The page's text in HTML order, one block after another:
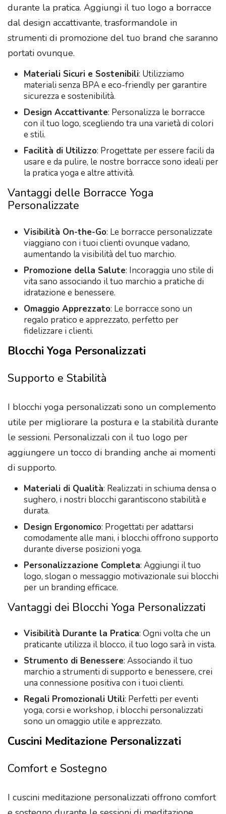
durante la pratica. Aggiungi il tuo logo a borracce
dal design accattivante, trasformandole in
strumenti di promozione del tuo brand che saranno
portati ovunque.
Materiali Sicuri e Sostenibili: Utilizziamo
materiali senza BPA e eco-friendly per garantire
sicurezza e sostenibilità.
Design Accattivante: Personalizza le borracce
con il tuo logo, scegliendo tra una varietà di colori
e stili.
Facilità di Utilizzo: Progettate per essere facili da
usare e da pulire, le nostre borracce sono ideali per
la pratica yoga e altre attività.
Vantaggi delle Borracce Yoga
Personalizzate
Visibilità On-the-Go: Le borracce personalizzate
viaggiano con i tuoi clienti ovunque vadano,
aumentando la visibilità del tuo marchio.
Promozione della Salute: Incoraggia uno stile di
vita sano associando il tuo marchio a pratiche di
idratazione e benessere.
Omaggio Apprezzato: Le borracce sono un
regalo pratico e apprezzato, perfetto per
fidelizzare i clienti.
Blocchi Yoga Personalizzati
Supporto e Stabilità
I blocchi yoga personalizzati sono un complemento
utile per migliorare la postura e la stabilità durante
le sessioni. Personalizzali con il tuo logo per
aggiungere un tocco di branding anche ai momenti
di supporto.
Materiali di Qualità: Realizzati in schiuma densa o
sughero, i nostri blocchi garantiscono stabilità e
durata.
Design Ergonomico: Progettati per adattarsi
comodamente alle mani, i blocchi offrono supporto
durante diverse posizioni yoga.
Personalizzazione Completa: Aggiungi il tuo
logo, slogan o messaggio motivazionale sui blocchi
per un branding efficace.
Vantaggi dei Blocchi Yoga Personalizzati
Visibilità Durante la Pratica: Ogni volta che un
praticante utilizza il blocco, il tuo logo sarà in vista.
Strumento di Benessere: Associando il tuo
marchio a strumenti di supporto e benessere, crei
una connessione positiva con i tuoi clienti.
Regali Promozionali Utili: Perfetti per eventi
yoga, corsi e workshop, i blocchi personalizzati
sono un omaggio utile e apprezzato.
Cuscini Meditazione Personalizzati
Comfort e Sostegno
I cuscini meditazione personalizzati offrono comfort